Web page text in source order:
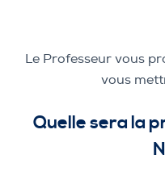
Le Professeur vous
vous
Quelle sera la